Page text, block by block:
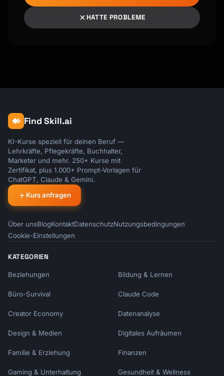
HATTE PROBLEME
Find Skill.ai
KI-Kurse speziell für deinen Beruf —
Lehrkräfte, Pflegekräfte, Buchhalter,
Marketer und mehr. 250+ Kurse mit
Zertifikat, plus 1.000+ Prompt-Vorlagen für
ChatGPT, Claude & Gemini.
Kurs anfragen
Über unsBlogKontaktDatenschutzNutzungsbedingungen
Cookie-Einstellungen
KATEGORIEN
Beziehungen Bildung & Lernen
Büro-Survival Claude Code
Creator Economy Datenanalyse
Design & Medien Digitales Aufräumen
Familie & Erziehung Finanzen
Gaming & Unterhaltung Gesundheit & Wellness